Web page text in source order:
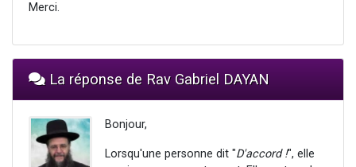
Merci.
La réponse de Rav Gabriel DAYAN
Bonjour,
Lorsqu'une personne dit "D'accord !", elle